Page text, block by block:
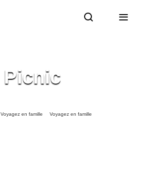
Picnic
Voyagez en famille Voyagez en famille